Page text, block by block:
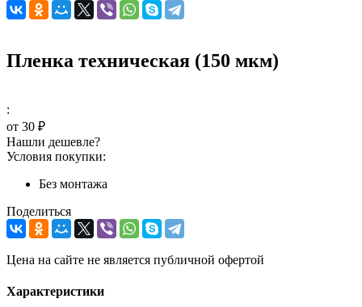
Пленка техническая (150 мкм)
:
от 30 ₽
Нашли дешевле?
Условия покупки:
Без монтажа
Поделиться
Цена на сайте не является публичной офертой
Характеристики